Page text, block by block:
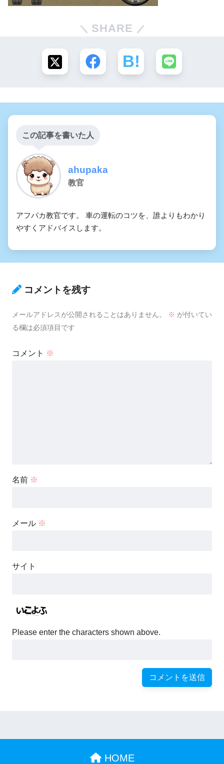
SHARE
この記事を書いた人
ahupaka
教官
アフパカ教官です。 車の運転のコツを、誰よりもわかり
やすくアドバイスします。
コメントを残す
メールアドレスが公開されることはありません。 ※ が付いてい
る欄は必須項目です
コメント ※
名前 ※
メール ※
サイト
Please enter the characters shown above.
HOME